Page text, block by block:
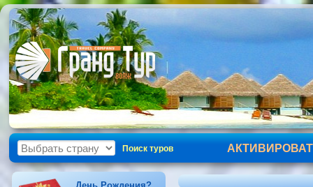
Поиск туров